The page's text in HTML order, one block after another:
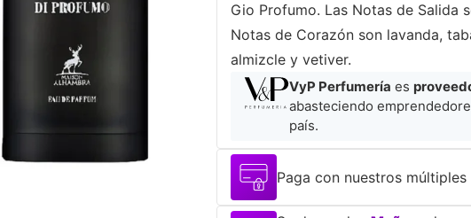
Gio Profumo. Las Notas de Salida
Notas de Corazón son lavanda,
almizcle y vetiver.
VyP Perfumería es
abasteciendo
país.
Paga con nuestros